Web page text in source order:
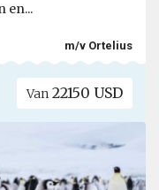
en...
m/v Ortelius
Van 22150 USD